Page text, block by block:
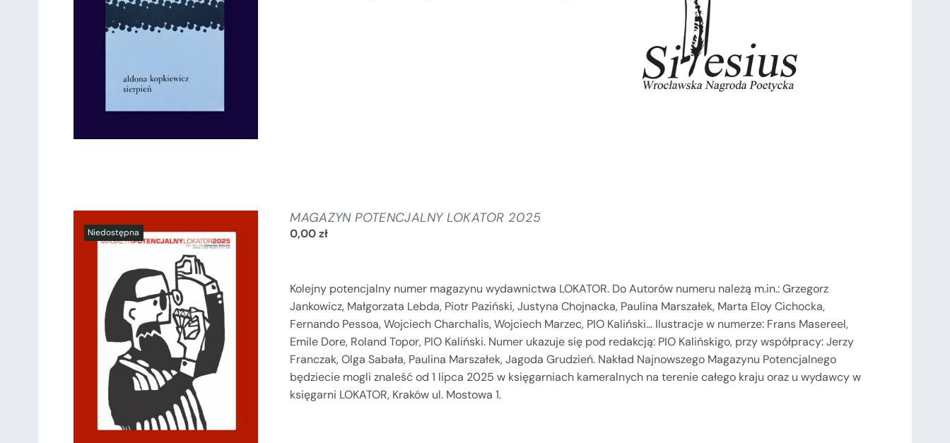
SZCZEGÓŁY
SZCZEGÓŁY
MAGAZYN POTENCJALNY LOKATOR 2025
0,00zł
Kolejny potencjalny numer magazynu wydawnictwa LOKATOR. Do Autorów numeru należą m.in.: Grzegorz
Jankowicz, Małgorzata Lebda, Piotr Paziński, Justyna Chojnacka, Paulina Marszałek, Marta Eloy Cichocka,
Fernando Pessoa, Wojciech Charchalis, Wojciech Marzec, PIO Kaliński... Ilustracje w numerze: Frans Masereel,
Emile Dore, Roland Topor, PIO Kaliński. Numer ukazuje się pod redakcją: PIO Kalińskigo, przy współpracy: Jerzy
Franczak, Olga Sabała, Paulina Marszałek, Jagoda Grudzień. Nakład Najnowszego Magazynu Potencjalnego
będziecie mogli znaleść od 1 lipca 2025 w księgarniach kameralnych na terenie całego kraju oraz u wydawcy w
księgarni LOKATOR, Kraków ul. Mostowa 1.